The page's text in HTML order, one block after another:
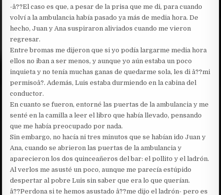
-â??El caso es que, a pesar de la prisa que me di, para cuando
volví a la ambulancia había pasado ya más de media hora. De
hecho, Juan y Ana suspiraron aliviados cuando me vieron
regresar.
Entre bromas me dijeron que si yo podía largarme media hora
ellos no iban a ser menos, y aunque yo aún estaba un poco
inquieta y no tenía muchas ganas de quedarme sola, les di â??mi
permisoâ?. Además, Luis estaba durmiendo en la cabina del
conductor.
En cuanto se fueron, entorné las puertas de la ambulancia y me
senté en la camilla a leer el libro que había llevado, pensando
que me había preocupado por nada.
Sin embargo, no hacía ni tres minutos que se habían ido Juan y
Ana, cuando se abrieron las puertas de la ambulancia y
aparecieron los dos quinceañeros del bar: el pollito y el ladrón.
Al verlos me asusté un poco, aunque me parecía estúpido
despertar al pobre Luis sin saber que era lo que querían.
â??Perdona si te hemos asustado â??me dijo el ladrón- pero es